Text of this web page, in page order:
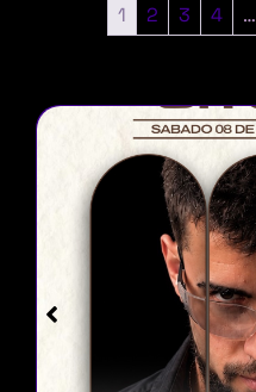
1 2 3 4 …